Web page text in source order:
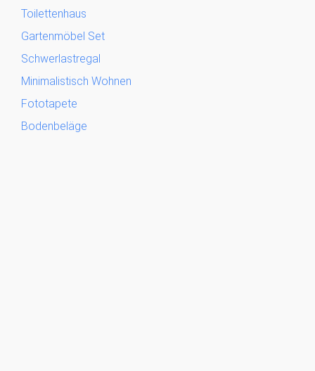
Toilettenhaus
Gartenmöbel Set
Schwerlastregal
Minimalistisch Wohnen
Fototapete
Bodenbeläge